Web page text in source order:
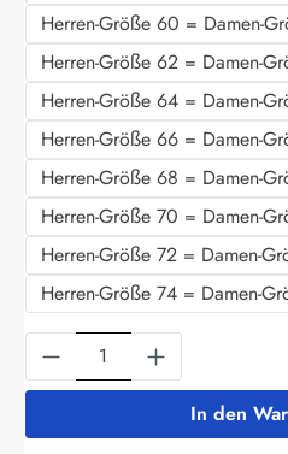
Herren-Größe 60 = Damen-
Herren-Größe 62 = Damen-
Herren-Größe 64 = Damen-
Herren-Größe 66 = Damen-
Herren-Größe 68 = Damen-
Herren-Größe 70 = Damen-
Herren-Größe 72 = Damen-
Herren-Größe 74 = Damen-
Produkt Anzahl: Gib
In den